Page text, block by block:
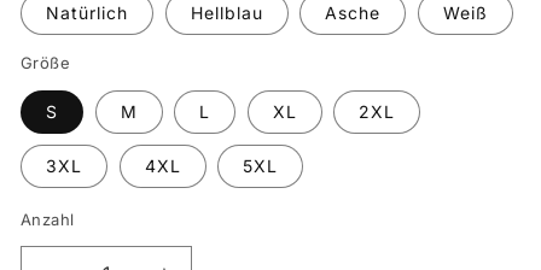
Natürlich Hellblau Asche Weiß
Größe
S M L XL 2XL
3XL 4XL 5XL
Anzahl